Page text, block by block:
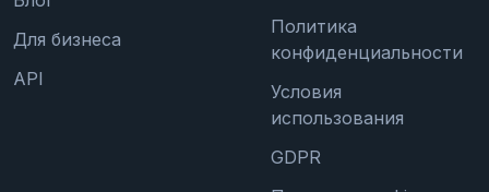
Для бизнеса
API
Политика
конфиденциальности
Условия
использования
GDPR